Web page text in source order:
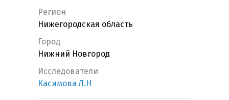
Регион
Нижегородская область
Город
Нижний Новгород
Исследователи
Касимова Л.Н